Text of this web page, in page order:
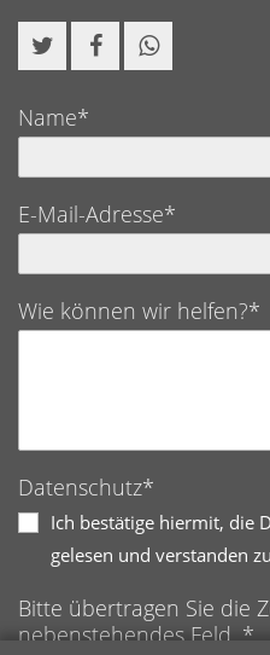
Name*
E-Mail-Adresse*
Wie können wir helfen?*
Datenschutz*
Ich bestätige hiermit, die
gelesen und verstanden
Bitte übertragen Sie die
nebenstehendes Feld. *